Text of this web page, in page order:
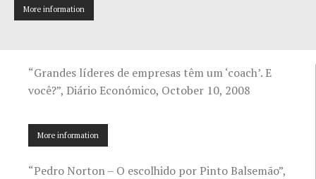
More information
“Grandes líderes de empresas têm um ‘coach’. E
você?”, Diário Económico, October 10, 2008
More information
“Pedro Norton – O escolhido por Pinto Balsemão”,